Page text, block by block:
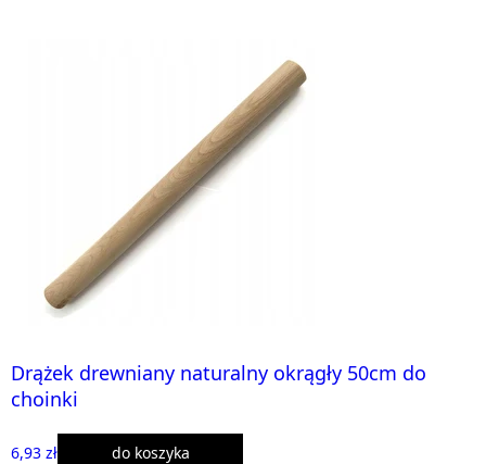
Drążek drewniany naturalny okrągły 50cm do
choinki
6,93 zł do koszyka